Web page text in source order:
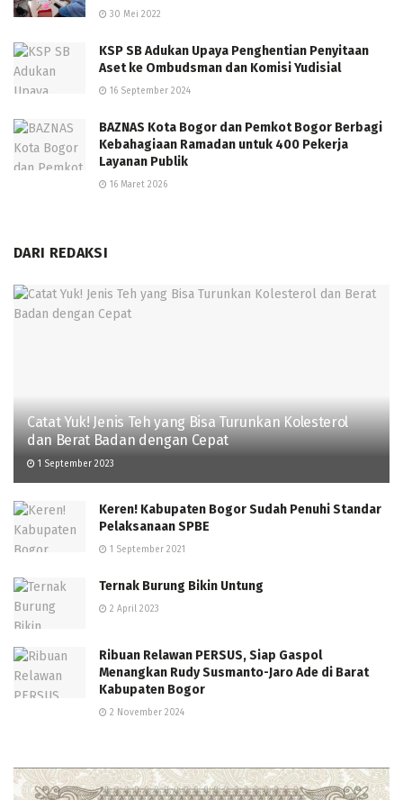
30 Mei 2022
KSP SB Adukan Upaya Penghentian Penyitaan
Aset ke Ombudsman dan Komisi Yudisial
16 September 2024
BAZNAS Kota Bogor dan Pemkot Bogor Berbagi
Kebahagiaan Ramadan untuk 400 Pekerja
Layanan Publik
16 Maret 2026
DARI REDAKSI
Catat Yuk! Jenis Teh yang Bisa Turunkan Kolesterol
dan Berat Badan dengan Cepat
1 September 2023
Keren! Kabupaten Bogor Sudah Penuhi Standar
Pelaksanaan SPBE
1 September 2021
Ternak Burung Bikin Untung
2 April 2023
Ribuan Relawan PERSUS, Siap Gaspol
Menangkan Rudy Susmanto-Jaro Ade di Barat
Kabupaten Bogor
2 November 2024